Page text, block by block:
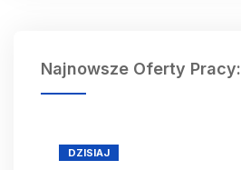
Najnowsze Oferty Pracy:
DZISIAJ